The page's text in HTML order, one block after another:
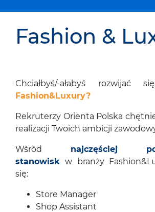
Fashion &
Chciałbyś/-ałabyś rozwijać
Fashion&Luxury?
Rekruterzy Orienta Polska
realizacji Twoich ambicji
Wśród najczęściej
stanowiskw branży
się:
Store Manager
Shop Assistant